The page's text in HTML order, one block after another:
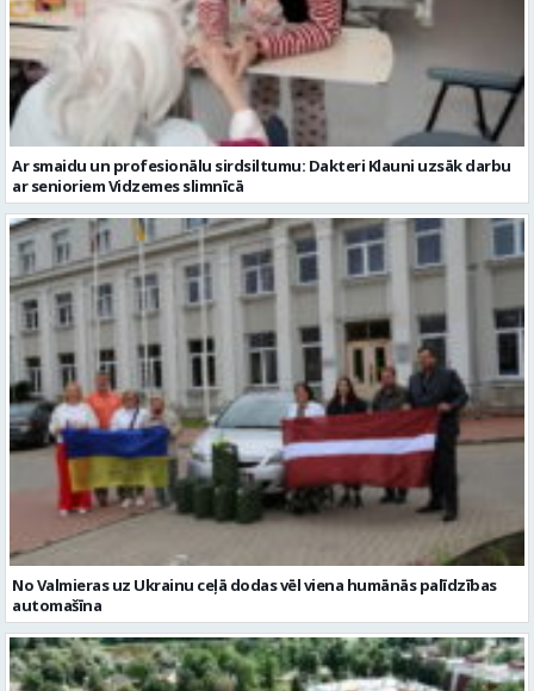
Ar smaidu un profesionālu sirdsiltumu: Dakteri Klauni uzsāk darbu
ar senioriem Vidzemes slimnīcā
No Valmieras uz Ukrainu ceļā dodas vēl viena humānās palīdzības
automašīna